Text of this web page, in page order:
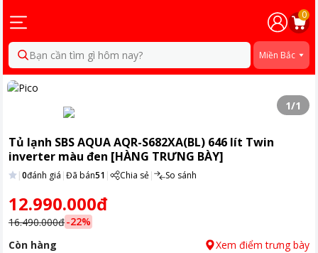
0
Bạn cần tìm gì hôm nay? Miền Bắc
1/1
Tủ lạnh SBS AQUA AQR-S682XA(BL) 646 lít Twin
inverter màu đen [HÀNG TRƯNG BÀY]
|0đánh giá |Đã bán51 | Chia sẻ| So sánh
12.990.000đ
16.490.000đ-22%
Còn hàng
Xem điểm trưng bày